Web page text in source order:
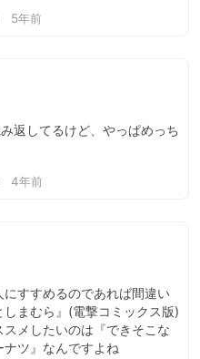
5年前
返してるけど、やっぱめっち
4年前
すすめるのであれば間違い
まむら』(電撃コミックス版)
メしたいのは『できそこな
ツ』なんですよね